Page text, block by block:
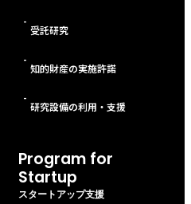
-
受託研究
-
知的財産の実施許諾
-
研究設備の利用・支援
Program for
Startup
スタートアップ支援